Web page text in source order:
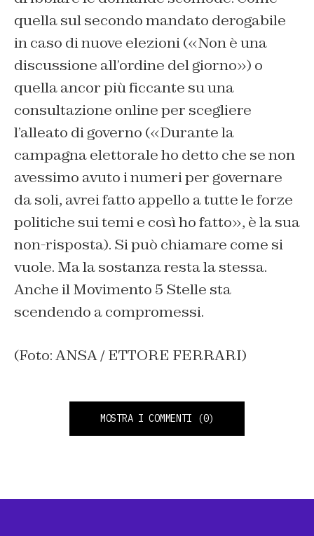
quella sul secondo mandato derogabile
in caso di nuove elezioni («Non è una
discussione all’ordine del giorno») o
quella ancor più ficcante su una
consultazione online per scegliere
l’alleato di governo («Durante la
campagna elettorale ho detto che se non
avessimo avuto i numeri per governare
da soli, avrei fatto appello a tutte le forze
politiche sui temi e così ho fatto», è la sua
non-risposta). Si può chiamare come si
vuole. Ma la sostanza resta la stessa.
Anche il Movimento 5 Stelle sta
scendendo a compromessi.
(Foto: ANSA / ETTORE FERRARI)
MOSTRA I COMMENTI (0)